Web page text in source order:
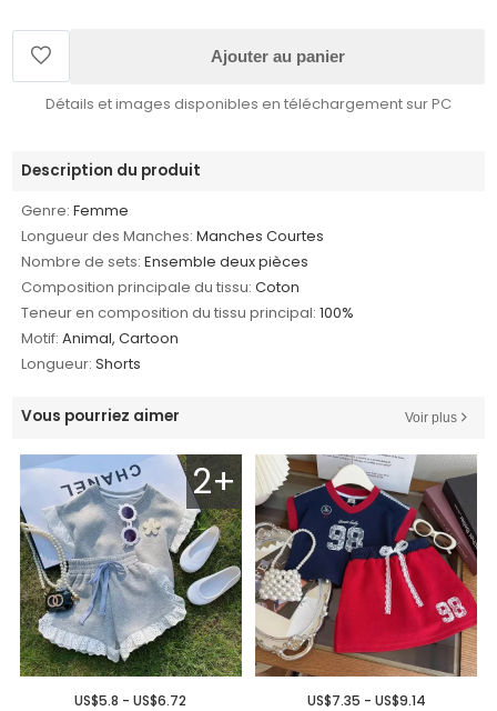
Ajouter au panier
Détails et images disponibles en téléchargement sur PC
Description du produit
Genre: Femme
Longueur des Manches: Manches Courtes
Nombre de sets: Ensemble deux pièces
Composition principale du tissu: Coton
Teneur en composition du tissu principal: 100%
Motif: Animal, Cartoon
Longueur: Shorts
Vous pourriez aimer Voir plus
2+
US$5.8 - US$6.72 US$7.35 - US$9.14